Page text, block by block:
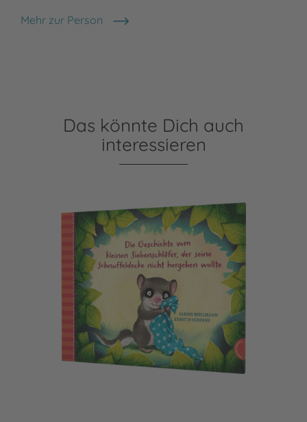
Mehr zur Person
Spitzer Katja
Das könnte Dich auch
interessieren
Der kleine Siebenschläfer 3: Die Geschichte vom kleinen